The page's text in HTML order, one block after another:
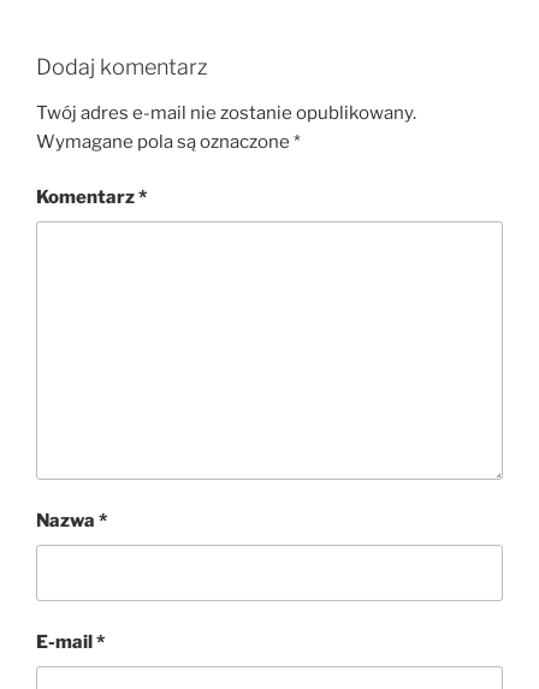
Dodaj komentarz
Twój adres e-mail nie zostanie opublikowany.
Wymagane pola są oznaczone *
Komentarz*
Nazwa *
E-mail*